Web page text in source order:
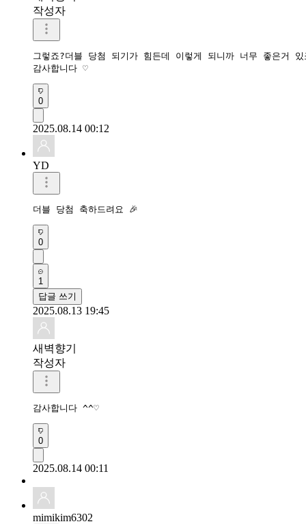
작성자
그렇죠?더블 당첨 되기가 힘든데 이렇게 되니까 너무 좋은거 있
감사합니다 ♡
0
2025.08.14 00:12
YD
더블 당첨 축하드려요 🎉
0
1
답글 쓰기
2025.08.13 19:45
새벽향기
작성자
감사합니다 ^^♡
0
2025.08.14 00:11
mimikim6302